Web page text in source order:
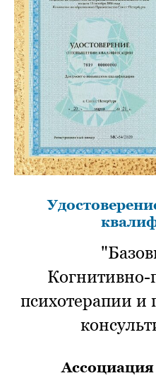
Когнитивно-
психотерапии и